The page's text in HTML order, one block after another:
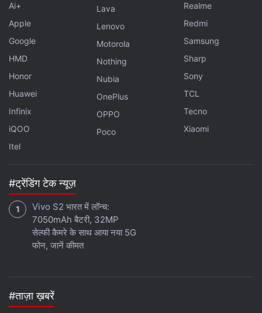
Ai+
Apple
Google
HMD
Honor
Huawei
Infinix
iQOO
Itel
Lava
Lenovo
Motorola
Nothing
Nubia
OnePlus
OPPO
Poco
Realme
Redmi
Samsung
Sharp
Sony
TCL
Tecno
Xiaomi
#ट्रेंडिंग टेक न्यूज़
Vivo S2 भारत में लॉन्च:
7050mAh बैटरी, 32MP
सेल्फी कैमरे के साथ आया नया 5G
फोन, जानें कीमत
#ताज़ा ख़बरें